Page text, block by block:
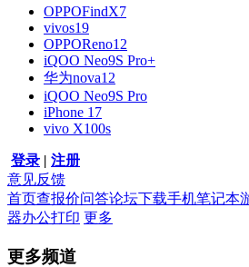
OPPOFindX7
vivos19
OPPOReno12
iQOO Neo9S Pro+
华为nova12
iQOO Neo9S Pro
iPhone 17
vivo X100s
登录 | 注册
意见反馈
首页查报价问答论坛下载手机笔记本
器办公打印 更多
更多频道